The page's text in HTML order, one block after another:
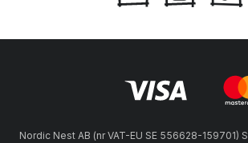
Nordic Nest AB (nr VAT-EU SE 556628-159701)